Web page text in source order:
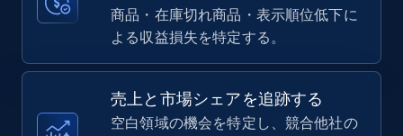
Walmart - products - Discover products by
using sku numbers
URL, Final price, Sku, Currency, Gtin,
Specifications, Image urls, Top reviews, and
more.
商品・在庫切れ商品・表示順位低下に
よる収益損失を特定する。
売上と市場シェアを追跡する
空白領域の機会を特定し、競合他社の